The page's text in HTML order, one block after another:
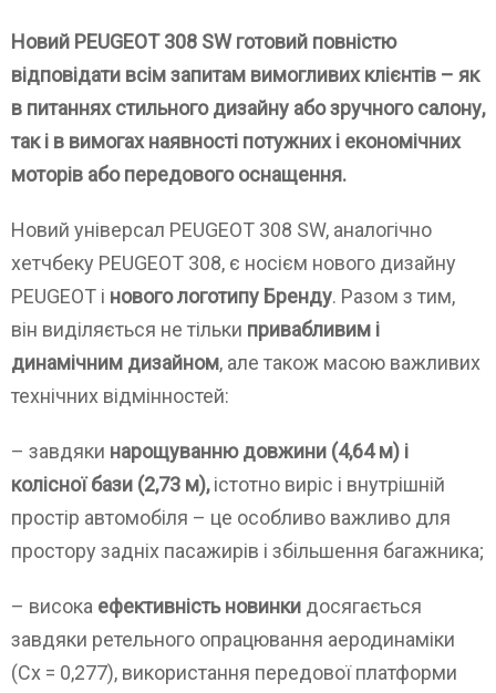
Новий PEUGEOT 308 SW готовий повністю
відповідати всім запитам вимогливих клієнтів – як
в питаннях стильного дизайну або зручного салону,
так і в вимогах наявності потужних і економічних
моторів або передового оснащення.
Новий універсал PEUGEOT 308 SW, аналогічно
хетчбеку PEUGEOT 308, є носієм нового дизайну
PEUGEOT і нового логотипу Бренду. Разом з тим,
він виділяється не тільки привабливим і
динамічним дизайном, але також масою важливих
технічних відмінностей:
– завдяки нарощуванню довжини (4,64 м) і
колісної бази (2,73 м),істотно виріс і внутрішній
простір автомобіля – це особливо важливо для
простору задніх пасажирів і збільшення багажника;
– висока ефективність новинки досягається
завдяки ретельного опрацювання аеродинаміки
(Сх = 0,277), використання передової платформи